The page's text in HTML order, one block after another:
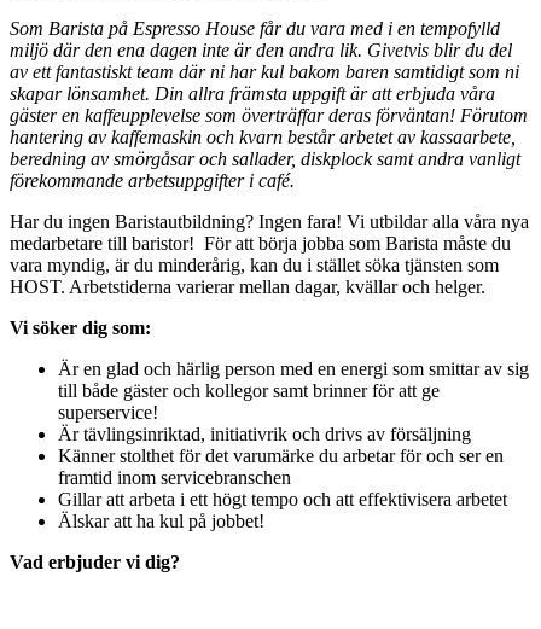
Som Barista på Espresso House får du vara med i en tempofylld
miljö där den ena dagen inte är den andra lik. Givetvis blir du del
av ett fantastiskt team där ni har kul bakom baren samtidigt som ni
skapar lönsamhet. Din allra främsta uppgift är att erbjuda våra
gäster en kaffeupplevelse som överträffar deras förväntan! Förutom
hantering av kaffemaskin och kvarn består arbetet av kassaarbete,
beredning av smörgåsar och sallader, diskplock samt andra vanligt
förekommande arbetsuppgifter i café.
Har du ingen Baristautbildning? Ingen fara! Vi utbildar alla våra nya
medarbetare till baristor! För att börja jobba som Barista måste du
vara myndig, är du minderårig, kan du i stället söka tjänsten som
HOST. Arbetstiderna varierar mellan dagar, kvällar och helger.
Vi söker dig som:
Är en glad och härlig person med en energi som smittar av sig
till både gäster och kollegor samt brinner för att ge
superservice!
Är tävlingsinriktad, initiativrik och drivs av försäljning
Känner stolthet för det varumärke du arbetar för och ser en
framtid inom servicebranschen
Gillar att arbeta i ett högt tempo och att effektivisera arbetet
Älskar att ha kul på jobbet!
Vad erbjuder vi dig?